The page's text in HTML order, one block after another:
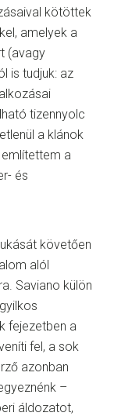
kötöttek
amelyek a
(avagy
is tudjuk: az
tizennyolc
a klánok
a
és
követően
alól
Saviano külön
fejezetben a
fel, a sok
azonban
–
áldozatot,